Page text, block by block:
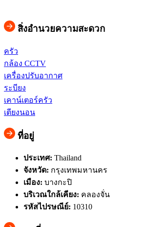
สิ่งอำนวยความสะดวก
ครัว
กล้อง CCTV
เครื่องปรับอากาศ
ระบียง
เคาน์เตอร์ครัว
เตียงนอน
ที่อยู่
ประเทศ: Thailand
จังหวัด: กรุงเทพมหานคร
เมือง: บางกะปิ
บริเวณใกล้เคียง: คลองจั่น
รหัสไปรษณีย์: 10310